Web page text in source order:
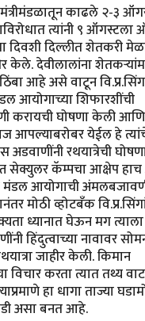
काढले २-३
त्यांनी ९ ऑगस्टला
दिवशी दिल्लीत शेतकरी
केले. देवीलालांना
आहे असे वाटून
आयोगाच्या शिफारशींची
करायची घोषणा केली आणि
आपल्याबरोबर येईल हे
अडवाणींनी रथयात्रेची
सेक्युलर कॅम्पचा आक्षेप
मंडल आयोगाची
मोठी व्होटबँक
ध्यानात घेऊन मग त्याला
हिंदुत्वाच्या नावावर
जाहीर केली. किमान
विचार करता त्यात तथ्य
हा धागा ताज्या
असा बनत आहे.